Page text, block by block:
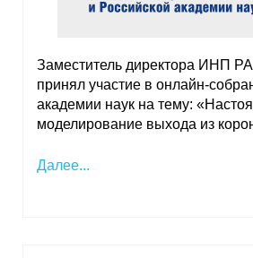
Заместитель директора ИНП
принял участие в онлайн-
академии наук на тему:
моделирование выхода из
Далее...